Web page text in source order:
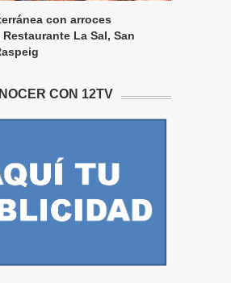
con arroces
La Sal, San
CON 12TV